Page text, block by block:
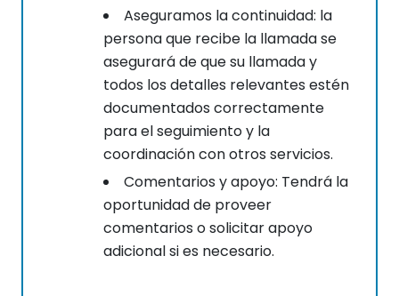
Aseguramos la continuidad: la
persona que recibe la llamada se
asegurará de que su llamada y
todos los detalles relevantes estén
documentados correctamente
para el seguimiento y la
coordinación con otros servicios.
Comentarios y apoyo: Tendrá la
oportunidad de proveer
comentarios o solicitar apoyo
adicional si es necesario.